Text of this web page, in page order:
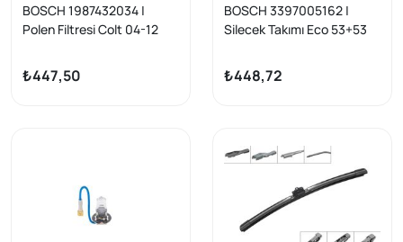
BOSCH 1987432034 |
Polen Filtresi Colt 04-12
₺447,50
BOSCH 3397005162 |
Silecek Takımı Eco 53+53
S70/C70, Freelander, A4
₺448,72